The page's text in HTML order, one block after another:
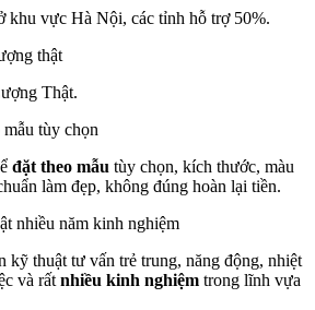
khu vực Hà Nội, các tỉnh hỗ trợ 50%.
Thật.
đặt theo mẫu tùy chọn, kích thước, màu
làm đẹp, không đúng hoàn lại tiền.
kỹ thuật tư vấn trẻ trung, năng động, nhiệt
và rất nhiều kinh nghiệm trong lĩnh vựa